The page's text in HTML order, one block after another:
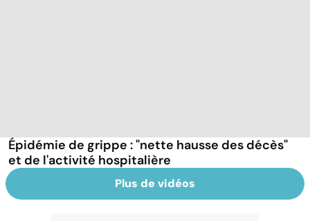
Épidémie de grippe : "nette hausse des décès"
et de l'activité hospitalière
Plus de vidéos